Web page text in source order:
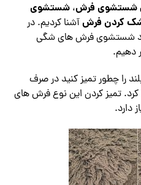
شستشوی فرش، شستشوی
کردن فرشآشنا کردیم. در
مورد شستشوی فرش های شگی
دهیم.
را چطور تمیز کنید در صرف
تمیز کردن این نوع فرش های
دارد.